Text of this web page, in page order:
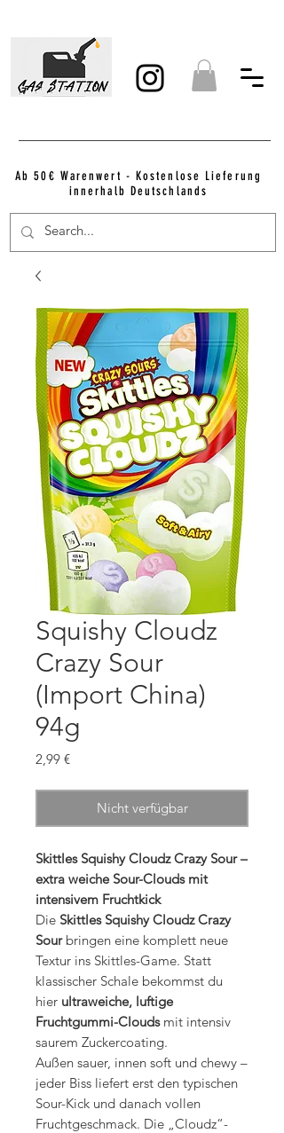
Ab 50€ Warenwert - Kostenlose Lieferung
innerhalb Deutschlands
Squishy Cloudz
Crazy Sour
(Import China)
94g
2,99 €Preis
Nicht verfügbar
Skittles Squishy Cloudz Crazy Sour –
extra weiche Sour-Clouds mit
intensivem Fruchtkick
Die Skittles Squishy Cloudz Crazy
Sourbringen eine komplett neue
Textur ins Skittles-Game. Statt
klassischer Schale bekommst du
hier ultraweiche, luftige
Fruchtgummi-Cloudsmit intensiv
saurem Zuckercoating.
Außen sauer, innen soft und chewy –
jeder Biss liefert erst den typischen
Sour-Kick und danach vollen
Fruchtgeschmack. Die „Cloudz“-